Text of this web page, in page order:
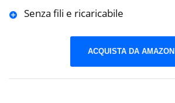
Senza fili e ricaricabile
ACQUISTA DA AMAZON